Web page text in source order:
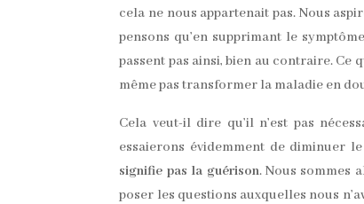
cela ne nous appartenait pas. Nous
pensons qu’en supprimant le
passent pas ainsi, bien au contraire. Ce
même pas transformer la maladie en
Cela veut-il dire qu’il n’est pas
essaierons évidemment de diminuer
signifie pas la guérison. Nous sommes
poser les questions auxquelles nous